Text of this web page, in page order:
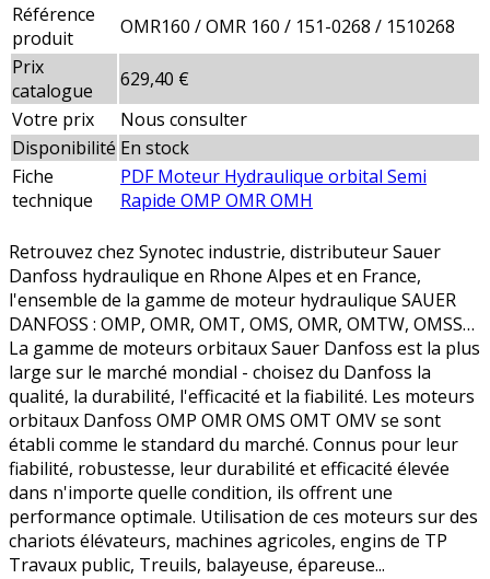
Référence
produit
OMR160 / OMR 160 / 151-0268 / 1510268
Prix
catalogue
629,40 €
Votre prix
Nous consulter
Disponibilité En stock
Fiche
technique
PDF Moteur Hydraulique orbital Semi
Rapide OMP OMR OMH
Retrouvez chez Synotec industrie, distributeur Sauer
Danfoss hydraulique en Rhone Alpes et en France,
l'ensemble de la gamme de moteur hydraulique SAUER
DANFOSS : OMP, OMR, OMT, OMS, OMR, OMTW, OMSS…
La gamme de moteurs orbitaux Sauer Danfoss est la plus
large sur le marché mondial - choisez du Danfoss la
qualité, la durabilité, l'efficacité et la fiabilité. Les moteurs
orbitaux Danfoss OMP OMR OMS OMT OMV se sont
établi comme le standard du marché. Connus pour leur
fiabilité, robustesse, leur durabilité et efficacité élevée
dans n'importe quelle condition, ils offrent une
performance optimale. Utilisation de ces moteurs sur des
chariots élévateurs, machines agricoles, engins de TP
Travaux public, Treuils, balayeuse, épareuse...